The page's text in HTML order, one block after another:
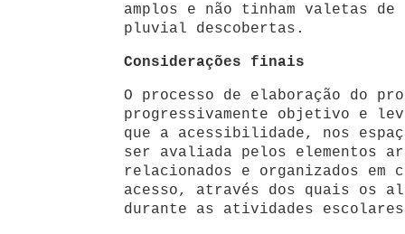
amplos e não tinham valetas de
pluvial descobertas.
Considerações finais
O processo de elaboração do
progressivamente objetivo e
que a acessibilidade, nos
ser avaliada pelos elementos
relacionados e organizados em
acesso, através dos quais os
durante as atividades